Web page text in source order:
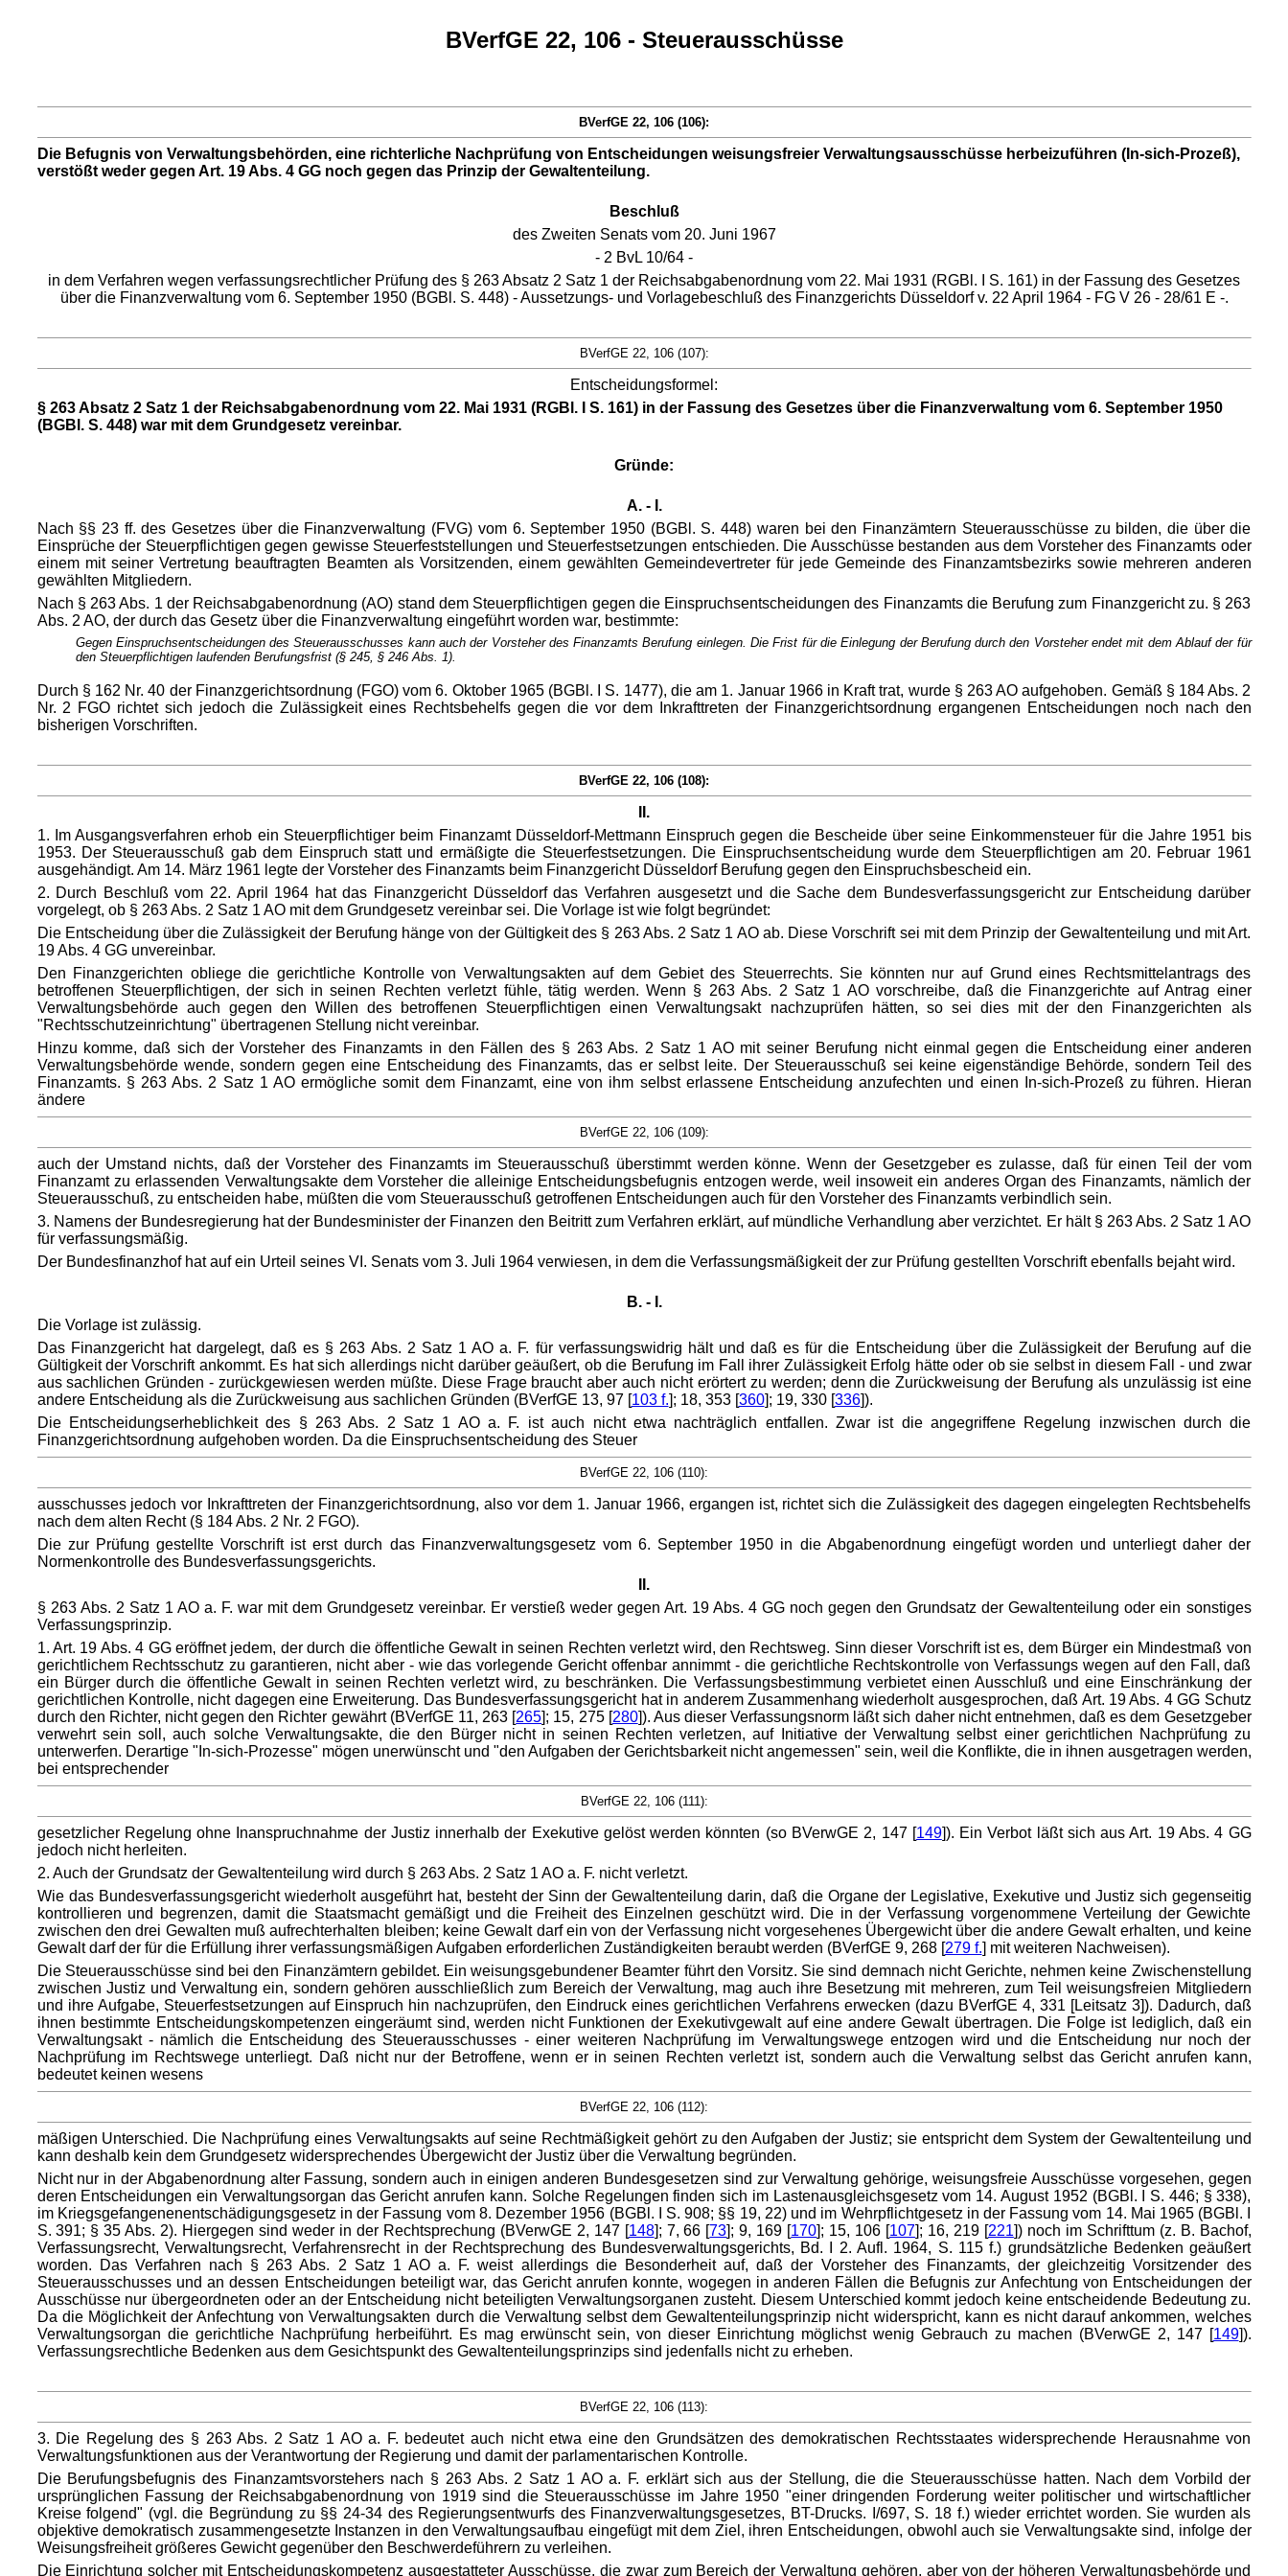
BVerfGE 22, 106 - Steuerausschüsse
BVerfGE 22, 106 (106):
Die Befugnis von Verwaltungsbehörden, eine richterliche Nachprüfung von Entscheidungen weisungsfreier Verwaltungsausschüsse herbeizuführen (In-sich-Prozeß),
verstößt weder gegen Art. 19 Abs. 4 GG noch gegen das Prinzip der Gewaltenteilung.
Beschluß
des Zweiten Senats vom 20. Juni 1967
- 2 BvL 10/64 -
in dem Verfahren wegen verfassungsrechtlicher Prüfung des § 263 Absatz 2 Satz 1 der Reichsabgabenordnung vom 22. Mai 1931 (RGBl. I S. 161) in der Fassung des Gesetzes
über die Finanzverwaltung vom 6. September 1950 (BGBl. S. 448) - Aussetzungs- und Vorlagebeschluß des Finanzgerichts Düsseldorf v. 22 April 1964 - FG V 26 - 28/61 E -.
BVerfGE 22, 106 (107):
Entscheidungsformel:
§ 263 Absatz 2 Satz 1 der Reichsabgabenordnung vom 22. Mai 1931 (RGBl. I S. 161) in der Fassung des Gesetzes über die Finanzverwaltung vom 6. September 1950
(BGBl. S. 448) war mit dem Grundgesetz vereinbar.
Gründe:
A. - I.
Nach §§ 23 ff. des Gesetzes über die Finanzverwaltung (FVG) vom 6. September 1950 (BGBl. S. 448) waren bei den Finanzämtern Steuerausschüsse zu bilden, die über die
Einsprüche der Steuerpflichtigen gegen gewisse Steuerfeststellungen und Steuerfestsetzungen entschieden. Die Ausschüsse bestanden aus dem Vorsteher des Finanzamts oder
einem mit seiner Vertretung beauftragten Beamten als Vorsitzenden, einem gewählten Gemeindevertreter für jede Gemeinde des Finanzamtsbezirks sowie mehreren anderen
gewählten Mitgliedern.
Nach § 263 Abs. 1 der Reichsabgabenordnung (AO) stand dem Steuerpflichtigen gegen die Einspruchsentscheidungen des Finanzamts die Berufung zum Finanzgericht zu. § 263
Abs. 2 AO, der durch das Gesetz über die Finanzverwaltung eingeführt worden war, bestimmte:
Gegen Einspruchsentscheidungen des Steuerausschusses kann auch der Vorsteher des Finanzamts Berufung einlegen. Die Frist für die Einlegung der Berufung durch den Vorsteher endet mit dem Ablauf der für
den Steuerpflichtigen laufenden Berufungsfrist (§ 245, § 246 Abs. 1).
Durch § 162 Nr. 40 der Finanzgerichtsordnung (FGO) vom 6. Oktober 1965 (BGBl. I S. 1477), die am 1. Januar 1966 in Kraft trat, wurde § 263 AO aufgehoben. Gemäß § 184 Abs. 2
Nr. 2 FGO richtet sich jedoch die Zulässigkeit eines Rechtsbehelfs gegen die vor dem Inkrafttreten der Finanzgerichtsordnung ergangenen Entscheidungen noch nach den
bisherigen Vorschriften.
BVerfGE 22, 106 (108):
II.
1. Im Ausgangsverfahren erhob ein Steuerpflichtiger beim Finanzamt Düsseldorf-Mettmann Einspruch gegen die Bescheide über seine Einkommensteuer für die Jahre 1951 bis
1953. Der Steuerausschuß gab dem Einspruch statt und ermäßigte die Steuerfestsetzungen. Die Einspruchsentscheidung wurde dem Steuerpflichtigen am 20. Februar 1961
ausgehändigt. Am 14. März 1961 legte der Vorsteher des Finanzamts beim Finanzgericht Düsseldorf Berufung gegen den Einspruchsbescheid ein.
2. Durch Beschluß vom 22. April 1964 hat das Finanzgericht Düsseldorf das Verfahren ausgesetzt und die Sache dem Bundesverfassungsgericht zur Entscheidung darüber
vorgelegt, ob § 263 Abs. 2 Satz 1 AO mit dem Grundgesetz vereinbar sei. Die Vorlage ist wie folgt begründet:
Die Entscheidung über die Zulässigkeit der Berufung hänge von der Gültigkeit des § 263 Abs. 2 Satz 1 AO ab. Diese Vorschrift sei mit dem Prinzip der Gewaltenteilung und mit Art.
19 Abs. 4 GG unvereinbar.
Den Finanzgerichten obliege die gerichtliche Kontrolle von Verwaltungsakten auf dem Gebiet des Steuerrechts. Sie könnten nur auf Grund eines Rechtsmittelantrags des
betroffenen Steuerpflichtigen, der sich in seinen Rechten verletzt fühle, tätig werden. Wenn § 263 Abs. 2 Satz 1 AO vorschreibe, daß die Finanzgerichte auf Antrag einer
Verwaltungsbehörde auch gegen den Willen des betroffenen Steuerpflichtigen einen Verwaltungsakt nachzuprüfen hätten, so sei dies mit der den Finanzgerichten als
"Rechtsschutzeinrichtung" übertragenen Stellung nicht vereinbar.
Hinzu komme, daß sich der Vorsteher des Finanzamts in den Fällen des § 263 Abs. 2 Satz 1 AO mit seiner Berufung nicht einmal gegen die Entscheidung einer anderen
Verwaltungsbehörde wende, sondern gegen eine Entscheidung des Finanzamts, das er selbst leite. Der Steuerausschuß sei keine eigenständige Behörde, sondern Teil des
Finanzamts. § 263 Abs. 2 Satz 1 AO ermögliche somit dem Finanzamt, eine von ihm selbst erlassene Entscheidung anzufechten und einen In-sich-Prozeß zu führen. Hieran
ändere
BVerfGE 22, 106 (109):
auch der Umstand nichts, daß der Vorsteher des Finanzamts im Steuerausschuß überstimmt werden könne. Wenn der Gesetzgeber es zulasse, daß für einen Teil der vom
Finanzamt zu erlassenden Verwaltungsakte dem Vorsteher die alleinige Entscheidungsbefugnis entzogen werde, weil insoweit ein anderes Organ des Finanzamts, nämlich der
Steuerausschuß, zu entscheiden habe, müßten die vom Steuerausschuß getroffenen Entscheidungen auch für den Vorsteher des Finanzamts verbindlich sein.
3. Namens der Bundesregierung hat der Bundesminister der Finanzen den Beitritt zum Verfahren erklärt, auf mündliche Verhandlung aber verzichtet. Er hält § 263 Abs. 2 Satz 1 AO
für verfassungsmäßig.
Der Bundesfinanzhof hat auf ein Urteil seines VI. Senats vom 3. Juli 1964 verwiesen, in dem die Verfassungsmäßigkeit der zur Prüfung gestellten Vorschrift ebenfalls bejaht wird.
B. - I.
Die Vorlage ist zulässig.
Das Finanzgericht hat dargelegt, daß es § 263 Abs. 2 Satz 1 AO a. F. für verfassungswidrig hält und daß es für die Entscheidung über die Zulässigkeit der Berufung auf die
Gültigkeit der Vorschrift ankommt. Es hat sich allerdings nicht darüber geäußert, ob die Berufung im Fall ihrer Zulässigkeit Erfolg hätte oder ob sie selbst in diesem Fall - und zwar
aus sachlichen Gründen - zurückgewiesen werden müßte. Diese Frage braucht aber auch nicht erörtert zu werden; denn die Zurückweisung der Berufung als unzulässig ist eine
andere Entscheidung als die Zurückweisung aus sachlichen Gründen (BVerfGE 13, 97 [103 f.]; 18, 353 [360]; 19, 330 [336]).
Die Entscheidungserheblichkeit des § 263 Abs. 2 Satz 1 AO a. F. ist auch nicht etwa nachträglich entfallen. Zwar ist die angegriffene Regelung inzwischen durch die
Finanzgerichtsordnung aufgehoben worden. Da die Einspruchsentscheidung des Steuer
BVerfGE 22, 106 (110):
ausschusses jedoch vor Inkrafttreten der Finanzgerichtsordnung, also vor dem 1. Januar 1966, ergangen ist, richtet sich die Zulässigkeit des dagegen eingelegten Rechtsbehelfs
nach dem alten Recht (§ 184 Abs. 2 Nr. 2 FGO).
Die zur Prüfung gestellte Vorschrift ist erst durch das Finanzverwaltungsgesetz vom 6. September 1950 in die Abgabenordnung eingefügt worden und unterliegt daher der
Normenkontrolle des Bundesverfassungsgerichts.
II.
§ 263 Abs. 2 Satz 1 AO a. F. war mit dem Grundgesetz vereinbar. Er verstieß weder gegen Art. 19 Abs. 4 GG noch gegen den Grundsatz der Gewaltenteilung oder ein sonstiges
Verfassungsprinzip.
1. Art. 19 Abs. 4 GG eröffnet jedem, der durch die öffentliche Gewalt in seinen Rechten verletzt wird, den Rechtsweg. Sinn dieser Vorschrift ist es, dem Bürger ein Mindestmaß von
gerichtlichem Rechtsschutz zu garantieren, nicht aber - wie das vorlegende Gericht offenbar annimmt - die gerichtliche Rechtskontrolle von Verfassungs wegen auf den Fall, daß
ein Bürger durch die öffentliche Gewalt in seinen Rechten verletzt wird, zu beschränken. Die Verfassungsbestimmung verbietet einen Ausschluß und eine Einschränkung der
gerichtlichen Kontrolle, nicht dagegen eine Erweiterung. Das Bundesverfassungsgericht hat in anderem Zusammenhang wiederholt ausgesprochen, daß Art. 19 Abs. 4 GG Schutz
durch den Richter, nicht gegen den Richter gewährt (BVerfGE 11, 263 [265]; 15, 275 [280]). Aus dieser Verfassungsnorm läßt sich daher nicht entnehmen, daß es dem Gesetzgeber
verwehrt sein soll, auch solche Verwaltungsakte, die den Bürger nicht in seinen Rechten verletzen, auf Initiative der Verwaltung selbst einer gerichtlichen Nachprüfung zu
unterwerfen. Derartige "In-sich-Prozesse" mögen unerwünscht und "den Aufgaben der Gerichtsbarkeit nicht angemessen" sein, weil die Konflikte, die in ihnen ausgetragen werden,
bei entsprechender
BVerfGE 22, 106 (111):
gesetzlicher Regelung ohne Inanspruchnahme der Justiz innerhalb der Exekutive gelöst werden könnten (so BVerwGE 2, 147 [149]). Ein Verbot läßt sich aus Art. 19 Abs. 4 GG
jedoch nicht herleiten.
2. Auch der Grundsatz der Gewaltenteilung wird durch § 263 Abs. 2 Satz 1 AO a. F. nicht verletzt.
Wie das Bundesverfassungsgericht wiederholt ausgeführt hat, besteht der Sinn der Gewaltenteilung darin, daß die Organe der Legislative, Exekutive und Justiz sich gegenseitig
kontrollieren und begrenzen, damit die Staatsmacht gemäßigt und die Freiheit des Einzelnen geschützt wird. Die in der Verfassung vorgenommene Verteilung der Gewichte
zwischen den drei Gewalten muß aufrechterhalten bleiben; keine Gewalt darf ein von der Verfassung nicht vorgesehenes Übergewicht über die andere Gewalt erhalten, und keine
Gewalt darf der für die Erfüllung ihrer verfassungsmäßigen Aufgaben erforderlichen Zuständigkeiten beraubt werden (BVerfGE 9, 268 [279 f.] mit weiteren Nachweisen).
Die Steuerausschüsse sind bei den Finanzämtern gebildet. Ein weisungsgebundener Beamter führt den Vorsitz. Sie sind demnach nicht Gerichte, nehmen keine Zwischenstellung
zwischen Justiz und Verwaltung ein, sondern gehören ausschließlich zum Bereich der Verwaltung, mag auch ihre Besetzung mit mehreren, zum Teil weisungsfreien Mitgliedern
und ihre Aufgabe, Steuerfestsetzungen auf Einspruch hin nachzuprüfen, den Eindruck eines gerichtlichen Verfahrens erwecken (dazu BVerfGE 4, 331 [Leitsatz 3]). Dadurch, daß
ihnen bestimmte Entscheidungskompetenzen eingeräumt sind, werden nicht Funktionen der Exekutivgewalt auf eine andere Gewalt übertragen. Die Folge ist lediglich, daß ein
Verwaltungsakt - nämlich die Entscheidung des Steuerausschusses - einer weiteren Nachprüfung im Verwaltungswege entzogen wird und die Entscheidung nur noch der
Nachprüfung im Rechtswege unterliegt. Daß nicht nur der Betroffene, wenn er in seinen Rechten verletzt ist, sondern auch die Verwaltung selbst das Gericht anrufen kann,
bedeutet keinen wesens
BVerfGE 22, 106 (112):
mäßigen Unterschied. Die Nachprüfung eines Verwaltungsakts auf seine Rechtmäßigkeit gehört zu den Aufgaben der Justiz; sie entspricht dem System der Gewaltenteilung und
kann deshalb kein dem Grundgesetz widersprechendes Übergewicht der Justiz über die Verwaltung begründen.
Nicht nur in der Abgabenordnung alter Fassung, sondern auch in einigen anderen Bundesgesetzen sind zur Verwaltung gehörige, weisungsfreie Ausschüsse vorgesehen, gegen
deren Entscheidungen ein Verwaltungsorgan das Gericht anrufen kann. Solche Regelungen finden sich im Lastenausgleichsgesetz vom 14. August 1952 (BGBl. I S. 446; § 338),
im Kriegsgefangenenentschädigungsgesetz in der Fassung vom 8. Dezember 1956 (BGBl. I S. 908; §§ 19, 22) und im Wehrpflichtgesetz in der Fassung vom 14. Mai 1965 (BGBl. I
S. 391; § 35 Abs. 2). Hiergegen sind weder in der Rechtsprechung (BVerwGE 2, 147 [148]; 7, 66 [73]; 9, 169 [170]; 15, 106 [107]; 16, 219 [221]) noch im Schrifttum (z. B. Bachof,
Verfassungsrecht, Verwaltungsrecht, Verfahrensrecht in der Rechtsprechung des Bundesverwaltungsgerichts, Bd. I 2. Aufl. 1964, S. 115 f.) grundsätzliche Bedenken geäußert
worden. Das Verfahren nach § 263 Abs. 2 Satz 1 AO a. F. weist allerdings die Besonderheit auf, daß der Vorsteher des Finanzamts, der gleichzeitig Vorsitzender des
Steuerausschusses und an dessen Entscheidungen beteiligt war, das Gericht anrufen konnte, wogegen in anderen Fällen die Befugnis zur Anfechtung von Entscheidungen der
Ausschüsse nur übergeordneten oder an der Entscheidung nicht beteiligten Verwaltungsorganen zusteht. Diesem Unterschied kommt jedoch keine entscheidende Bedeutung zu.
Da die Möglichkeit der Anfechtung von Verwaltungsakten durch die Verwaltung selbst dem Gewaltenteilungsprinzip nicht widerspricht, kann es nicht darauf ankommen, welches
Verwaltungsorgan die gerichtliche Nachprüfung herbeiführt. Es mag erwünscht sein, von dieser Einrichtung möglichst wenig Gebrauch zu machen (BVerwGE 2, 147 [149]).
Verfassungsrechtliche Bedenken aus dem Gesichtspunkt des Gewaltenteilungsprinzips sind jedenfalls nicht zu erheben.
BVerfGE 22, 106 (113):
3. Die Regelung des § 263 Abs. 2 Satz 1 AO a. F. bedeutet auch nicht etwa eine den Grundsätzen des demokratischen Rechtsstaates widersprechende Herausnahme von
Verwaltungsfunktionen aus der Verantwortung der Regierung und damit der parlamentarischen Kontrolle.
Die Berufungsbefugnis des Finanzamtsvorstehers nach § 263 Abs. 2 Satz 1 AO a. F. erklärt sich aus der Stellung, die die Steuerausschüsse hatten. Nach dem Vorbild der
ursprünglichen Fassung der Reichsabgabenordnung von 1919 sind die Steuerausschüsse im Jahre 1950 "einer dringenden Forderung weiter politischer und wirtschaftlicher
Kreise folgend" (vgl. die Begründung zu §§ 24-34 des Regierungsentwurfs des Finanzverwaltungsgesetzes, BT-Drucks. I/697, S. 18 f.) wieder errichtet worden. Sie wurden als
objektive demokratisch zusammengesetzte Instanzen in den Verwaltungsaufbau eingefügt mit dem Ziel, ihren Entscheidungen, obwohl auch sie Verwaltungsakte sind, infolge der
Weisungsfreiheit größeres Gewicht gegenüber den Beschwerdeführern zu verleihen.
Die Einrichtung solcher mit Entscheidungskompetenz ausgestatteter Ausschüsse, die zwar zum Bereich der Verwaltung gehören, aber von der höheren Verwaltungsbehörde und